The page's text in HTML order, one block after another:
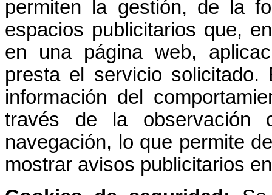
permiten la gestión, de la
espacios publicitarios que,
en una página web,
presta el servicio
información del
través de la observación
navegación, lo que permite
mostrar avisos publicitarios